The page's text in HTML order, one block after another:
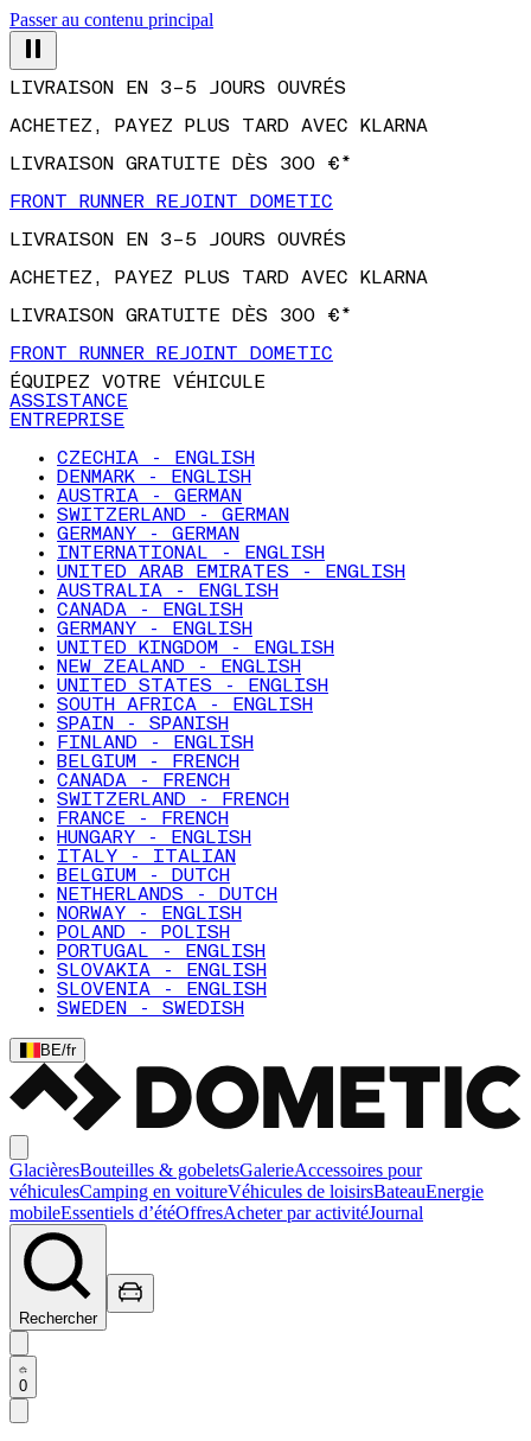
Passer au contenu principal
LIVRAISON EN 3–5 JOURS OUVRÉS
ACHETEZ, PAYEZ PLUS TARD AVEC KLARNA
LIVRAISON GRATUITE DÈS 300 €*
FRONT RUNNER REJOINT DOMETIC
LIVRAISON EN 3–5 JOURS OUVRÉS
ACHETEZ, PAYEZ PLUS TARD AVEC KLARNA
LIVRAISON GRATUITE DÈS 300 €*
FRONT RUNNER REJOINT DOMETIC
ÉQUIPEZ VOTRE VÉHICULE
ASSISTANCE
ENTREPRISE
CZECHIA - ENGLISH
DENMARK - ENGLISH
AUSTRIA - GERMAN
SWITZERLAND - GERMAN
GERMANY - GERMAN
INTERNATIONAL - ENGLISH
UNITED ARAB EMIRATES - ENGLISH
AUSTRALIA - ENGLISH
CANADA - ENGLISH
GERMANY - ENGLISH
UNITED KINGDOM - ENGLISH
NEW ZEALAND - ENGLISH
UNITED STATES - ENGLISH
SOUTH AFRICA - ENGLISH
SPAIN - SPANISH
FINLAND - ENGLISH
BELGIUM - FRENCH
CANADA - FRENCH
SWITZERLAND - FRENCH
FRANCE - FRENCH
HUNGARY - ENGLISH
ITALY - ITALIAN
BELGIUM - DUTCH
NETHERLANDS - DUTCH
NORWAY - ENGLISH
POLAND - POLISH
PORTUGAL - ENGLISH
SLOVAKIA - ENGLISH
SLOVENIA - ENGLISH
SWEDEN - SWEDISH
BE/fr
GlacièresBouteilles & gobeletsGalerieAccessoires pour
véhiculesCamping en voitureVéhicules de loisirsBateauEnergie
mobileEssentiels d’étéOffresAcheter par activitéJournal
Rechercher
0